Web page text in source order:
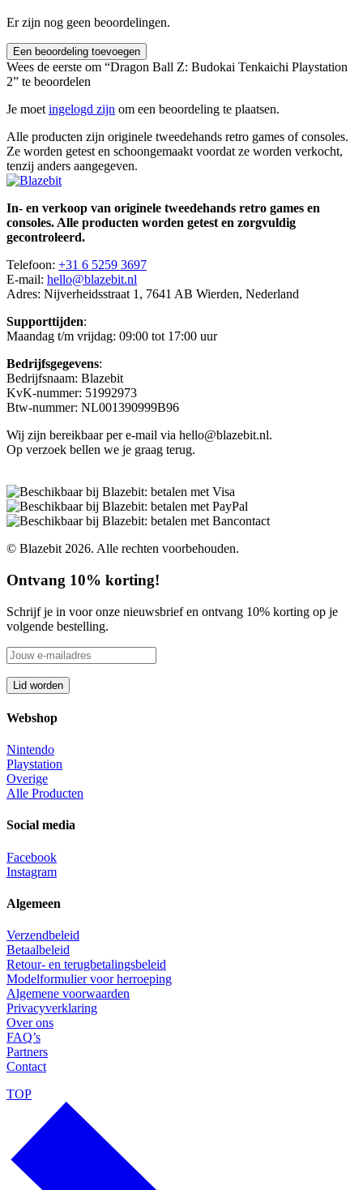
Er zijn nog geen beoordelingen.
Een beoordeling toevoegen
Wees de eerste om “Dragon Ball Z: Budokai Tenkaichi Playstation
2” te beoordelen
Je moet ingelogd zijn om een beoordeling te plaatsen.
Alle producten zijn originele tweedehands retro games of consoles.
Ze worden getest en schoongemaakt voordat ze worden verkocht,
tenzij anders aangegeven.
In- en verkoop van originele tweedehands retro games en
consoles. Alle producten worden getest en zorgvuldig
gecontroleerd.
Telefoon: +31 6 5259 3697
E-mail: hello@blazebit.nl
Adres: Nijverheidsstraat 1, 7641 AB Wierden, Nederland
Supporttijden:
Maandag t/m vrijdag: 09:00 tot 17:00 uur
Bedrijfsgegevens:
Bedrijfsnaam: Blazebit
KvK-nummer: 51992973
Btw-nummer: NL001390999B96
Wij zijn bereikbaar per e-mail via hello@blazebit.nl.
Op verzoek bellen we je graag terug.
© Blazebit 2026. Alle rechten voorbehouden.
Ontvang 10% korting!
Schrijf je in voor onze nieuwsbrief en ontvang 10% korting op je
volgende bestelling.
Webshop
Nintendo
Playstation
Overige
Alle Producten
Social media
Facebook
Instagram
Algemeen
Verzendbeleid
Betaalbeleid
Retour- en terugbetalingsbeleid
Modelformulier voor herroeping
Algemene voorwaarden
Privacyverklaring
Over ons
FAQ’s
Partners
Contact
TOP